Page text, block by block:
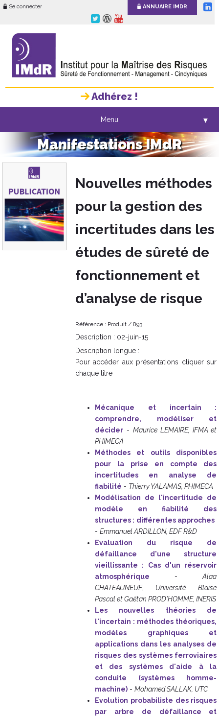
Se connecter ANNUAIRE IMDR
Adhérez !
Menu ▼
Manifestations IMdR
Nouvelles méthodes
pour la gestion des
incertitudes dans les
études de sûreté de
fonctionnement et
d’analyse de risque
Référence : Produit / 893
Description : 02-juin-15
Description longue :
Pour accéder aux présentations cliquer sur
chaque titre
Mécanique et incertain :
comprendre, modéliser et
décider- Maurice LEMAIRE, IFMA et
PHIMECA
Méthodes et outils disponibles
pour la prise en compte des
incertitudes en analyse de
fiabilité - Thierry YALAMAS, PHIMECA
Modélisation de l'incertitude de
modèle en fiabilité des
structures : différentes approches
- Emmanuel ARDILLON, EDF R&D
Evaluation du risque de
défaillance d'une structure
vieillissante : Cas d'un réservoir
atmosphérique -Alaa
CHATEAUNEUF, Université Blaise
Pascal et Gaëtan PROD'HOMME, INERIS
Les nouvelles théories de
l'incertain : méthodes théoriques,
modèles graphiques et
applications dans les analyses de
risques des systèmes ferroviaires
et des systèmes d'aide à la
conduite (systèmes homme-
machine)- Mohamed SALLAK, UTC
Evolution probabiliste des risques
par arbre de défaillance et